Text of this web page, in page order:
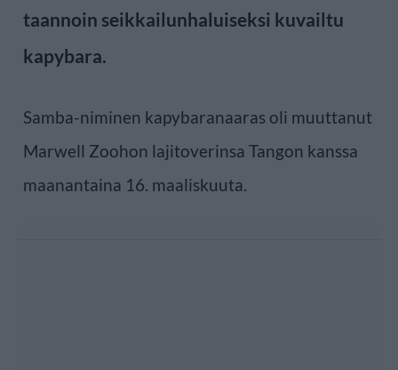
taannoin seikkailunhaluiseksi kuvailtu
kapybara.
Samba-niminen kapybaranaaras oli muuttanut
Marwell Zoohon lajitoverinsa Tangon kanssa
maanantaina 16. maaliskuuta.